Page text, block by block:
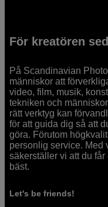
För kreatören
På Scandinavian
människor att
video, film, musik,
tekniken och
rätt verktyg kan
för att guida dig så att
göra. Förutom
personlig service. Med
säkerställer vi att du
bäst.
Let's be friends!